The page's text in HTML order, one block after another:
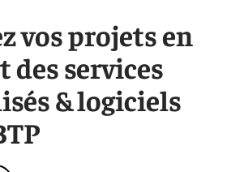
vos projets en
services
& logiciels